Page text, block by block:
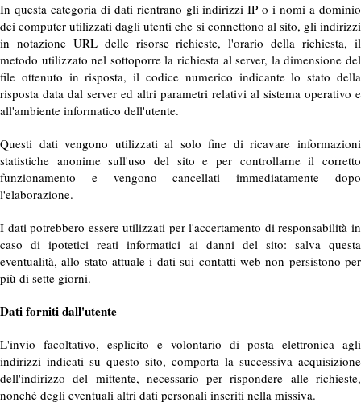
In questa categoria di dati rientrano gli indirizzi IP o i nomi a dominio
dei computer utilizzati dagli utenti che si connettono al sito, gli indirizzi
in notazione URL delle risorse richieste, l'orario della richiesta, il
metodo utilizzato nel sottoporre la richiesta al server, la dimensione del
file ottenuto in risposta, il codice numerico indicante lo stato della
risposta data dal server ed altri parametri relativi al sistema operativo e
all'ambiente informatico dell'utente.
Questi dati vengono utilizzati al solo fine di ricavare informazioni
statistiche anonime sull'uso del sito e per controllarne il corretto
funzionamento e vengono cancellati immediatamente dopo
l'elaborazione.
I dati potrebbero essere utilizzati per l'accertamento di responsabilità in
caso di ipotetici reati informatici ai danni del sito: salva questa
eventualità, allo stato attuale i dati sui contatti web non persistono per
più di sette giorni.
Dati forniti dall'utente
L'invio facoltativo, esplicito e volontario di posta elettronica agli
indirizzi indicati su questo sito, comporta la successiva acquisizione
dell'indirizzo del mittente, necessario per rispondere alle richieste,
nonché degli eventuali altri dati personali inseriti nella missiva.